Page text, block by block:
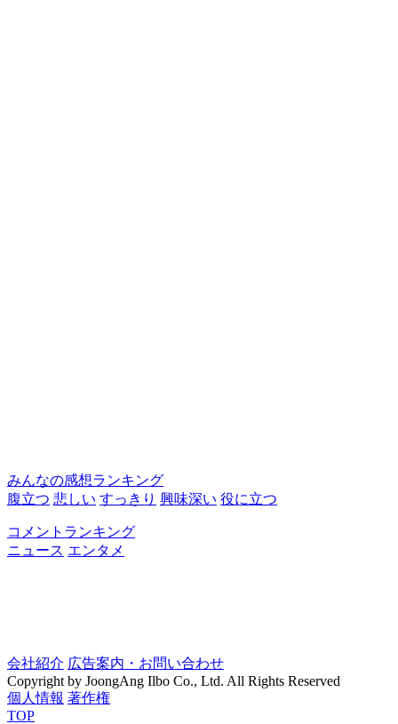
みんなの感想ランキング
腹立つ 悲しい すっきり 興味深い 役に立つ
コメントランキング
ニュース エンタメ
会社紹介 広告案内・お問い合わせ
Copyright by JoongAng Ilbo Co., Ltd. All Rights Reserved
個人情報 著作権
TOP